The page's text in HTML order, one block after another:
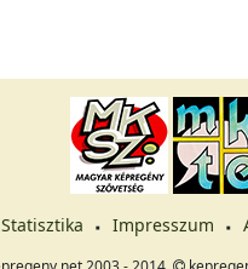
Statisztika Impresszum